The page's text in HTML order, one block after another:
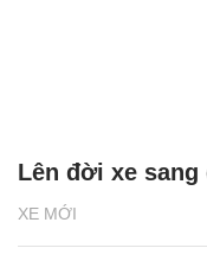
XE MỚI
Lên đời xe